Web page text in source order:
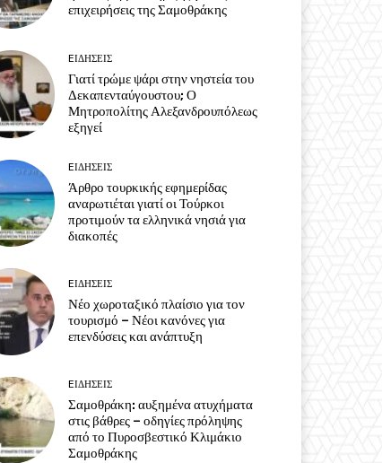
επιχειρήσεις της Σαμοθράκης
EΙΔΗΣΕΙΣ
Γιατί τρώμε ψάρι στην νηστεία του
Δεκαπενταύγουστου; Ο
Μητροπολίτης Αλεξανδρουπόλεως
εξηγεί
EΙΔΗΣΕΙΣ
Άρθρο τουρκικής εφημερίδας
αναρωτιέται γιατί οι Τούρκοι
προτιμούν τα ελληνικά νησιά για
διακοπές
EΙΔΗΣΕΙΣ
Νέο χωροταξικό πλαίσιο για τον
τουρισμό – Νέοι κανόνες για
επενδύσεις και ανάπτυξη
EΙΔΗΣΕΙΣ
Σαμοθράκη: αυξημένα ατυχήματα
στις βάθρες – οδηγίες πρόληψης
από το Πυροσβεστικό Κλιμάκιο
Σαμοθράκης